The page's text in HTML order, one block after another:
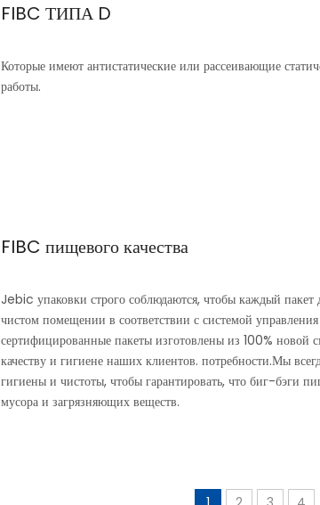
FIBC ТИПА D
Которые имеют антистатические или рассеивающие
работы.
FIBC пищевого качества
Jebic упаковки строго соблюдаются, чтобы каждый
чистом помещении в соответствии с системой
сертифицированные пакеты изготовлены из 100% новой
качеству и гигиене наших клиентов. потребности.Мы
гигиены и чистоты, чтобы гарантировать, что биг-бэги
мусора и загрязняющих веществ.